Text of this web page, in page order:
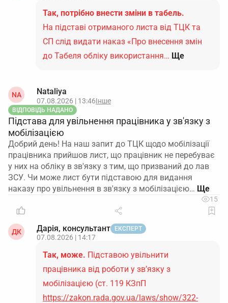
Так, потрібно внести зміни в табель.
На підставі отриманого листа від ТЦК та
СП слід видати наказ «Про внесення змін
до Табеля обліку використання… Ще
NA Nataliya
07.08.2026 | 13:46Інше
ВІДПОВІДЬ НАДАНО
Підстава для увільнення працівника у зв'язку з
мобілізацією
Добрий день! На наш запит до ТЦК щодо мобілізації
працівника прийшов лист, що працівник не перебуває
у них на обліку в зв'язку з тим, що призваний до лав
ЗСУ. Чи може лист бути підставою для видання
наказу про увільнення в зв'язку з мобілізацією…
15
ДК Дарія, консультант ЕКСПЕРТ
07.08.2026 | 14:17
Так, може. Підставою увільнити
працівника від роботи у зв’язку з
мобілізацією (ст. 119 КЗпП
https://zakon.rada.gov.ua/laws/show/322-